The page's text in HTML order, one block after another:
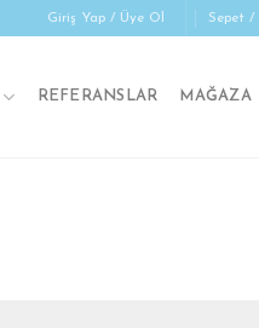
Giriş Yap / Üye Ol Sepet /
REFERANSLAR MAĞAZA